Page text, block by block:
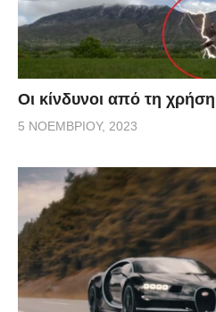
Οι κίνδυνοι από τη
5 ΝΟΕΜΒΡΊΟΥ, 2023